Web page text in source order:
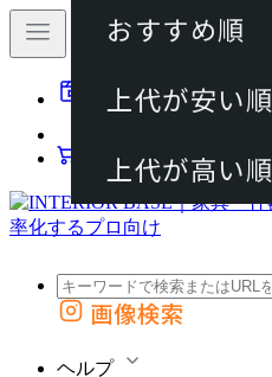
動画マニュアル
カート
外部サイトの商品をカートに追加
画像検索
ヘルプ
おすすめ順
上代が安い順
上代が高い順